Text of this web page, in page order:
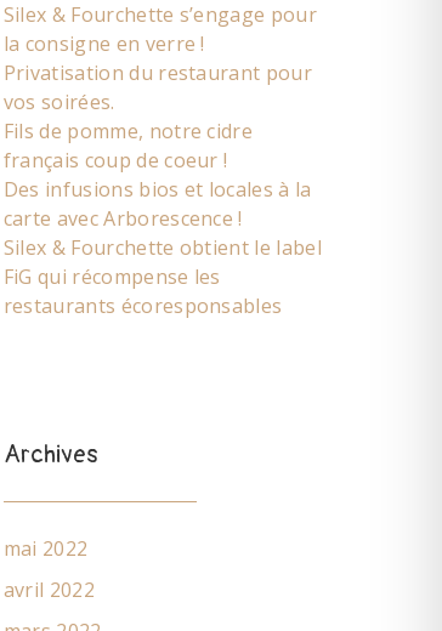
Silex & Fourchette s’engage pour
la consigne en verre !
Privatisation du restaurant pour
vos soirées.
Fils de pomme, notre cidre
français coup de coeur !
Des infusions bios et locales à la
carte avec Arborescence !
Silex & Fourchette obtient le label
FiG qui récompense les
restaurants écoresponsables
Archives
mai 2022
avril 2022